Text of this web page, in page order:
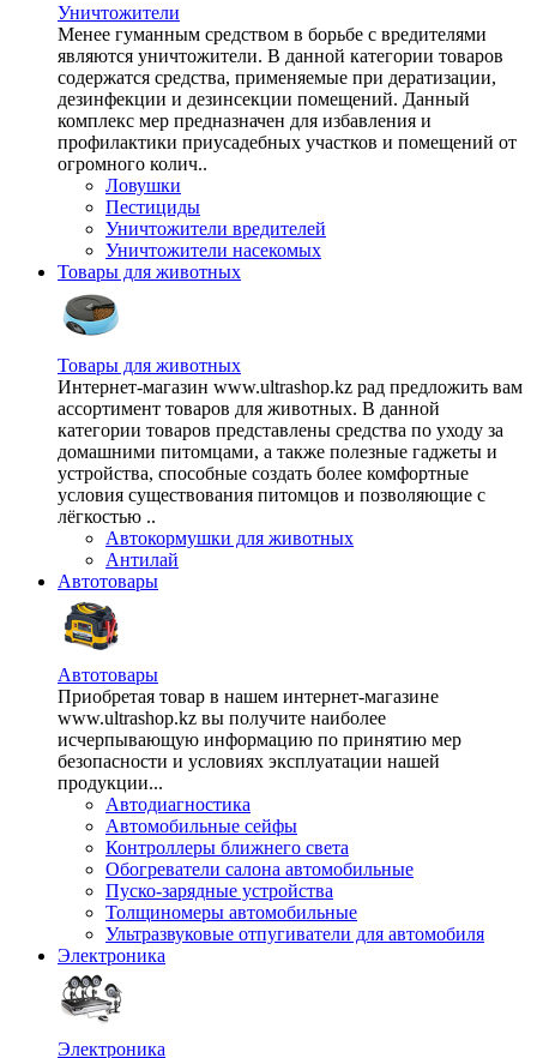
Уничтожители
Менее гуманным средством в борьбе с вредителями
являются уничтожители. В данной категории товаров
содержатся средства, применяемые при дератизации,
дезинфекции и дезинсекции помещений. Данный
комплекс мер предназначен для избавления и
профилактики приусадебных участков и помещений от
огромного колич..
Ловушки
Пестициды
Уничтожители вредителей
Уничтожители насекомых
Товары для животных
Товары для животных
Интернет-магазин www.ultrashop.kz рад предложить вам
ассортимент товаров для животных. В данной
категории товаров представлены средства по уходу за
домашними питомцами, а также полезные гаджеты и
устройства, способные создать более комфортные
условия существования питомцов и позволяющие с
лёгкостью ..
Автокормушки для животных
Антилай
Автотовары
Автотовары
Приобретая товар в нашем интернет-магазине
www.ultrashop.kz вы получите наиболее
исчерпывающую информацию по принятию мер
безопасности и условиях эксплуатации нашей
продукции...
Автодиагностика
Автомобильные сейфы
Контроллеры ближнего света
Обогреватели салона автомобильные
Пуско-зарядные устройства
Толщиномеры автомобильные
Ультразвуковые отпугиватели для автомобиля
Электроника
Электроника